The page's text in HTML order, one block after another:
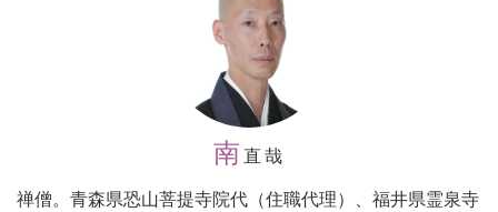
南 直哉
禅僧。青森県恐山菩提寺院代（住職代理）、福井県霊泉寺